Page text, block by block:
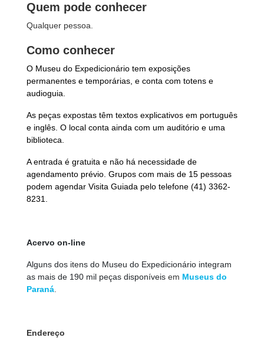
Quem pode conhecer
Qualquer pessoa.
Como conhecer
O Museu do Expedicionário tem exposições
permanentes e temporárias, e conta com totens e
audioguia.
As peças expostas têm textos explicativos em português
e inglês. O local conta ainda com um auditório e uma
biblioteca.
A entrada é gratuita e não há necessidade de
agendamento prévio. Grupos com mais de 15 pessoas
podem agendar Visita Guiada pelo telefone (41) 3362-
8231.
Acervo on-line
Alguns dos itens do Museu do Expedicionário integram
as mais de 190 mil peças disponíveis em Museus do
Paraná
Endereço